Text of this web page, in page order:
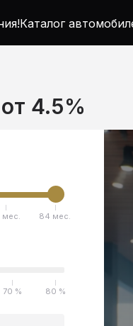
Каталог
4.5%
мес. 84 мес.
70 % 80 %